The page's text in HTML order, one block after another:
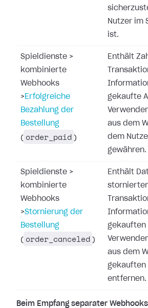
Nutzer im
ist.
Spieldienste >
kombinierte
Webhooks
> Erfolgreiche
Bezahlung der
Bestellung
( order_paid )
Enthält
gekaufte
aus dem
dem
gewähren.
Spieldienste >
kombinierte
Webhooks
>Stornierung der
Bestellung
( order_canceled )
Enthält
gekauften
aus dem
gekauften
entfernen.
Beim Empfang separater